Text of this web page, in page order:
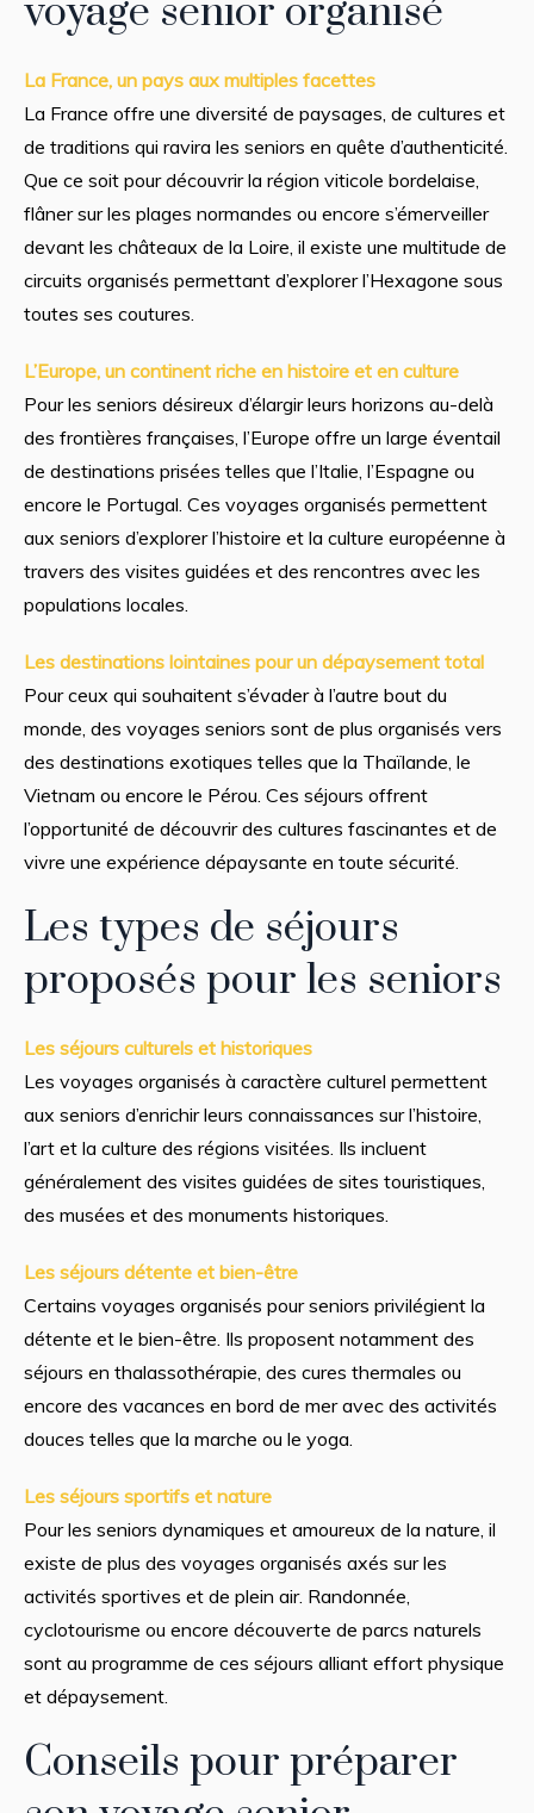
voyage senior organisé
La France, un pays aux multiples facettes
La France offre une diversité de paysages, de cultures et
de traditions qui ravira les seniors en quête d’authenticité.
Que ce soit pour découvrir la région viticole bordelaise,
flâner sur les plages normandes ou encore s’émerveiller
devant les châteaux de la Loire, il existe une multitude de
circuits organisés permettant d’explorer l’Hexagone sous
toutes ses coutures.
L’Europe, un continent riche en histoire et en culture
Pour les seniors désireux d’élargir leurs horizons au-delà
des frontières françaises, l’Europe offre un large éventail
de destinations prisées telles que l’Italie, l’Espagne ou
encore le Portugal. Ces voyages organisés permettent
aux seniors d’explorer l’histoire et la culture européenne à
travers des visites guidées et des rencontres avec les
populations locales.
Les destinations lointaines pour un dépaysement total
Pour ceux qui souhaitent s’évader à l’autre bout du
monde, des voyages seniors sont de plus organisés vers
des destinations exotiques telles que la Thaïlande, le
Vietnam ou encore le Pérou. Ces séjours offrent
l’opportunité de découvrir des cultures fascinantes et de
vivre une expérience dépaysante en toute sécurité.
Les types de séjours
proposés pour les seniors
Les séjours culturels et historiques
Les voyages organisés à caractère culturel permettent
aux seniors d’enrichir leurs connaissances sur l’histoire,
l’art et la culture des régions visitées. Ils incluent
généralement des visites guidées de sites touristiques,
des musées et des monuments historiques.
Les séjours détente et bien-être
Certains voyages organisés pour seniors privilégient la
détente et le bien-être. Ils proposent notamment des
séjours en thalassothérapie, des cures thermales ou
encore des vacances en bord de mer avec des activités
douces telles que la marche ou le yoga.
Les séjours sportifs et nature
Pour les seniors dynamiques et amoureux de la nature, il
existe de plus des voyages organisés axés sur les
activités sportives et de plein air. Randonnée,
cyclotourisme ou encore découverte de parcs naturels
sont au programme de ces séjours alliant effort physique
et dépaysement.
Conseils pour préparer